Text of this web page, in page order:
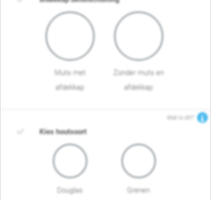
Muts met
afdekkap
Zonder muts en
afdekkap
Wat is dit?
Kies houtsoort
Douglas
Grenen